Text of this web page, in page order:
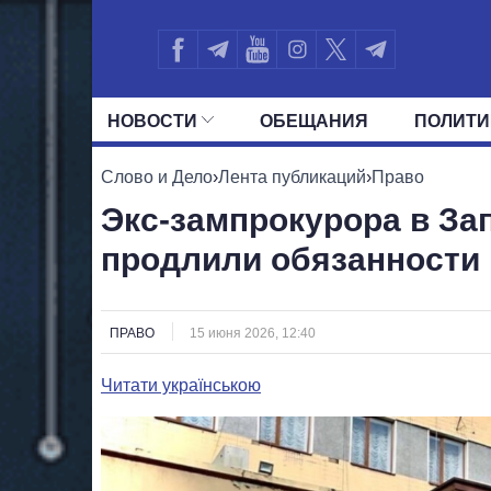
НОВОСТИ ОБЕЩАНИЯ
ВСЕ ПОЛИТИКИ ПРЕЗИДЕНТ И
Слово и Дело›Лента публикаций›Право
Экс-зампрокурора в
продлили обязанности
ПРАВО 15 июня 2026, 12:40
Читати українською